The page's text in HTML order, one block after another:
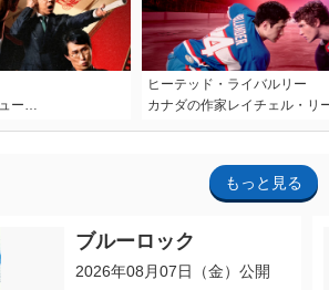
ー…
ヒーテッド・ライバルリー
カナダの作家レイチェル・リ
もっと見る
ブルーロック
2026年08月07日（金）公開